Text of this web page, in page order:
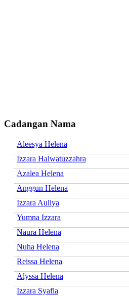
Cadangan Nama
Aleesya Helena
Izzara Halwatuzzahra
Azalea Helena
Anggun Helena
Izzara Auliya
Yumna Izzara
Naura Helena
Nuha Helena
Reissa Helena
Alyssa Helena
Izzara Syafia